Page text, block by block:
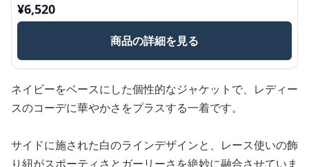
¥6,520
商品の詳細を見る
ネイビーをベースにした個性的なジャケットで、レディー
スのコーデに華やかさをプラスする一着です。
サイドに施された白のラインデザインと、レース使いの飾
り紐がスポーティさとガーリーさを絶妙に融合させていま